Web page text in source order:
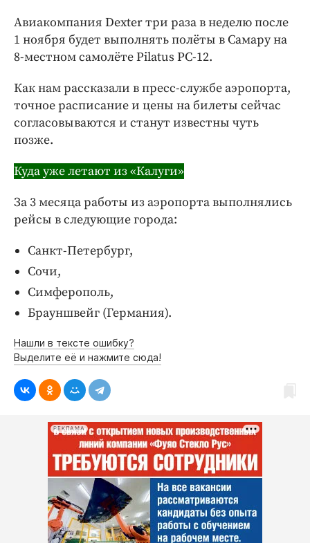
Авиакомпания Dexter три раза в неделю после
1 ноября будет выполнять полёты в Самару на
8-местном самолёте Pilatus PC-12.
Как нам рассказали в пресс-службе аэропорта,
точное расписание и цены на билеты сейчас
согласовываются и станут известны чуть
позже.
Куда уже летают из «Калуги»
За 3 месяца работы из аэропорта выполнялись
рейсы в следующие города:
Санкт-Петербург,
Сочи,
Симферополь,
Брауншвейг (Германия).
Нашли в тексте ошибку?
Выделите её и нажмите сюда!
РЕКЛАМА